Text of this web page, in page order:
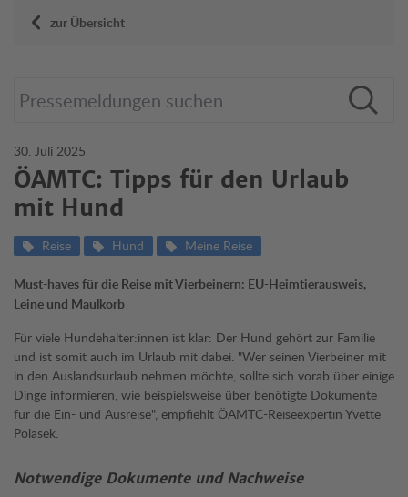
zur Übersicht
30. Juli 2025
ÖAMTC: Tipps für den Urlaub
mit Hund
Reise Hund Meine Reise
Must-haves für die Reise mit Vierbeinern: EU-Heimtierausweis,
Leine und Maulkorb
Für viele Hundehalter:innen ist klar: Der Hund gehört zur Familie
und ist somit auch im Urlaub mit dabei. "Wer seinen Vierbeiner mit
in den Auslandsurlaub nehmen möchte, sollte sich vorab über einige
Dinge informieren, wie beispielsweise über benötigte Dokumente
für die Ein- und Ausreise", empfiehlt ÖAMTC-Reiseexpertin Yvette
Polasek.
Notwendige Dokumente und Nachweise